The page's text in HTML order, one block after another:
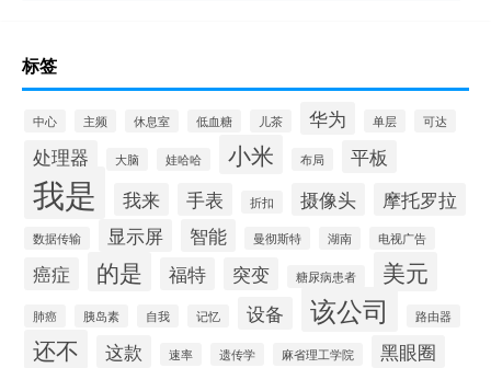
标签
中心 主频 休息室 低血糖 儿茶 华为 单层 可达
处理器 大脑 娃哈哈 小米 布局 平板
我是 我来 手表 折扣 摄像头 摩托罗拉
数据传输 显示屏 智能 曼彻斯特 湖南 电视广告
癌症 的是 福特 突变 糖尿病患者 美元
肺癌 胰岛素 自我 记忆 设备 该公司 路由器
还不 这款 速率 遗传学 麻省理工学院 黑眼圈